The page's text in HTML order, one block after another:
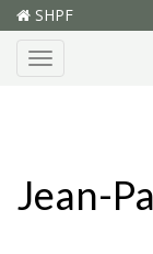
SHPF
Menu
Jean-